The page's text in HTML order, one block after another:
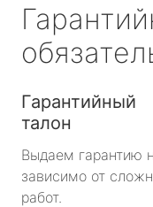
Гарантийный
талон
Выдаем гарантию
зависимо от
работ.